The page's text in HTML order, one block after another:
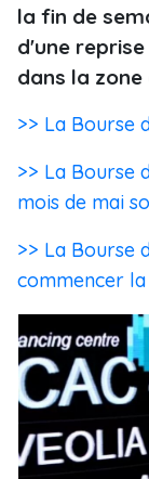
la fin de
d'une
dans la zone
>> La Bourse
>> La Bourse
mois de mai
>> La Bourse
commencer